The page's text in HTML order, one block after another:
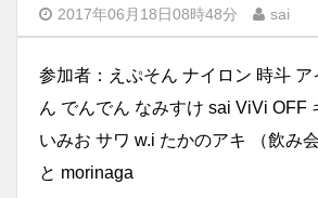
2017年06月18日08時48分 sai
参加者：えぷそん ナイロン 時斗 ア
ん でんでん なみすけ sai ViVi OFF
いみお サワ w.i たかのアキ （飲み
と morinaga